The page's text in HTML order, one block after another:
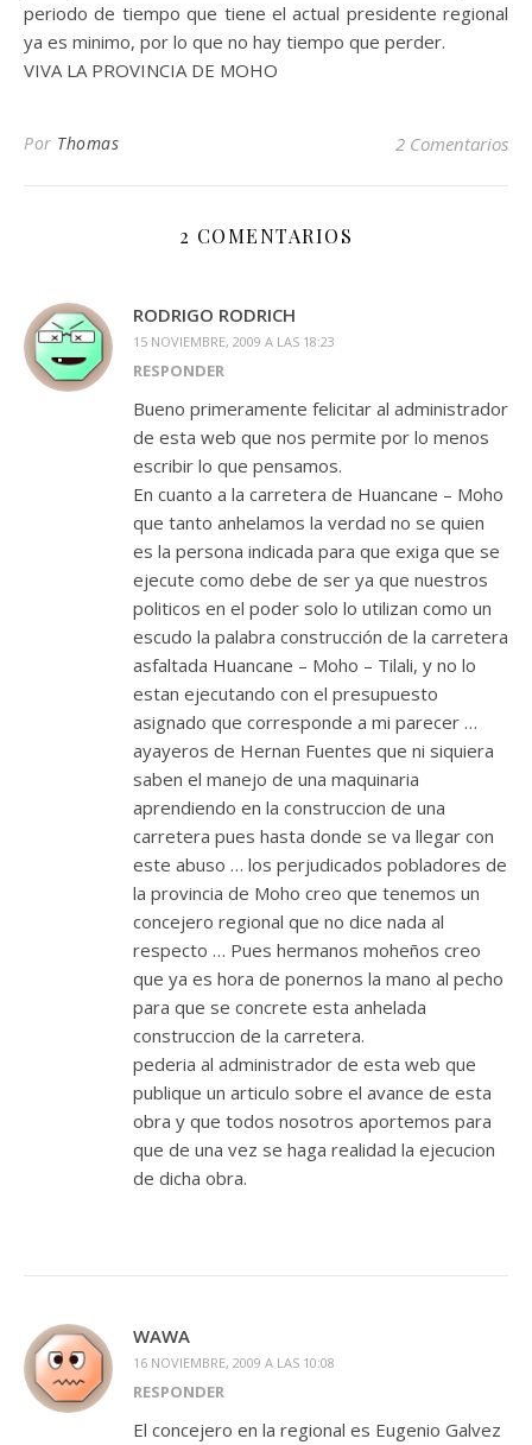
periodo de tiempo que tiene el actual presidente regional
ya es minimo, por lo que no hay tiempo que perder.
VIVA LA PROVINCIA DE MOHO
Por Thomas 2 Comentarios
2 COMENTARIOS
RODRIGO RODRICH
15 NOVIEMBRE, 2009 A LAS 18:23
RESPONDER
Bueno primeramente felicitar al administrador
de esta web que nos permite por lo menos
escribir lo que pensamos.
En cuanto a la carretera de Huancane – Moho
que tanto anhelamos la verdad no se quien
es la persona indicada para que exiga que se
ejecute como debe de ser ya que nuestros
politicos en el poder solo lo utilizan como un
escudo la palabra construcción de la carretera
asfaltada Huancane – Moho – Tilali, y no lo
estan ejecutando con el presupuesto
asignado que corresponde a mi parecer …
ayayeros de Hernan Fuentes que ni siquiera
saben el manejo de una maquinaria
aprendiendo en la construccion de una
carretera pues hasta donde se va llegar con
este abuso … los perjudicados pobladores de
la provincia de Moho creo que tenemos un
concejero regional que no dice nada al
respecto … Pues hermanos moheños creo
que ya es hora de ponernos la mano al pecho
para que se concrete esta anhelada
construccion de la carretera.
pederia al administrador de esta web que
publique un articulo sobre el avance de esta
obra y que todos nosotros aportemos para
que de una vez se haga realidad la ejecucion
de dicha obra.
WAWA
16 NOVIEMBRE, 2009 A LAS 10:08
RESPONDER
El concejero en la regional es Eugenio Galvez